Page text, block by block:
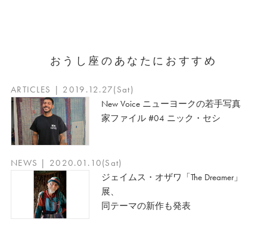
おうし座のあなたにおすすめ
ARTICLES | 2019.12.27(Sat)
New Voice ニューヨークの若手写真
家ファイル #04 ニック・セシ
NEWS | 2020.01.10(Sat)
ジェイムス・オザワ「The Dreamer」
展、
同テーマの新作も発表